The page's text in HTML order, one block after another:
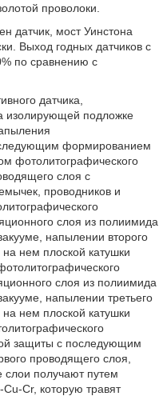
проволоки.
датчик, мост Уинстона
Выход годных датчиков с
по сравнению с
датчика,
изолирующей подложке
формированием
фотолитографического
слоя с
проводников и
слоя из полиимида
напылении второго
нем плоской катушки
слоя из полиимида
напылении третьего
нем плоской катушки
защиты с последующим
проводящего слоя,
получают путем
Cr, которую травят